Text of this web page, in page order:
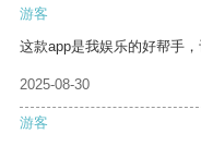
游客
这款app是我娱乐的好帮手
2025-08-30
游客